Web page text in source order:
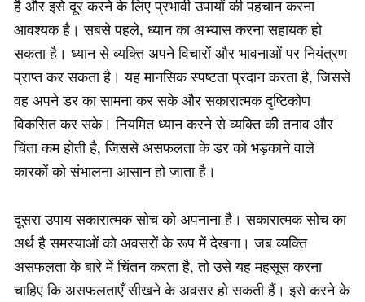
है और इसे दूर करने के लिए प्रभावी उपायों की पहचान करना
आवश्यक है। सबसे पहले, ध्यान का अभ्यास करना सहायक हो
सकता है। ध्यान से व्यक्ति अपने विचारों और भावनाओं पर नियंत्रण
प्राप्त कर सकता है। यह मानसिक स्पष्टता प्रदान करता है, जिससे
वह अपने डर का सामना कर सके और सकारात्मक दृष्टिकोण
विकसित कर सके। नियमित ध्यान करने से व्यक्ति की तनाव और
चिंता कम होती है, जिससे असफलता के डर को भड़काने वाले
कारकों को संभालना आसान हो जाता है।
दूसरा उपाय सकारात्मक सोच को अपनाना है। सकारात्मक सोच का
अर्थ है समस्याओं को अवसरों के रूप में देखना। जब व्यक्ति
असफलता के बारे में चिंतन करता है, तो उसे यह महसूस करना
चाहिए कि असफलताएँ सीखने के अवसर हो सकती हैं। इसे करने के